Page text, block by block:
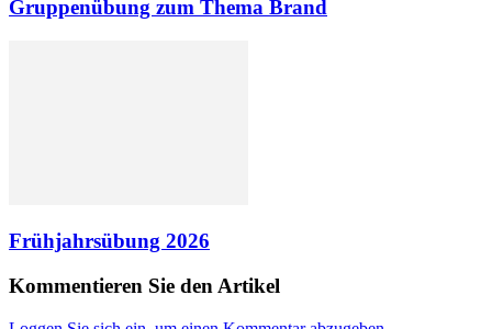
Gruppenübung zum Thema Brand
Frühjahrsübung 2026
Kommentieren Sie den Artikel